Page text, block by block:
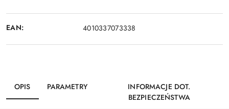
EAN: 4010337073338
OPIS PARAMETRY
INFORMACJE DOT.
BEZPIECZEŃSTWA